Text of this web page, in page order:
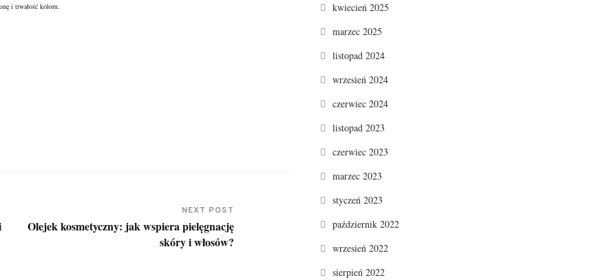
i trwałość koloru.
NEXT POST
Olejek kosmetyczny: jak wspiera pielęgnację
skóry i włosów?
kwiecień 2025
marzec 2025
listopad 2024
wrzesień 2024
czerwiec 2024
listopad 2023
czerwiec 2023
marzec 2023
styczeń 2023
październik 2022
wrzesień 2022
sierpień 2022